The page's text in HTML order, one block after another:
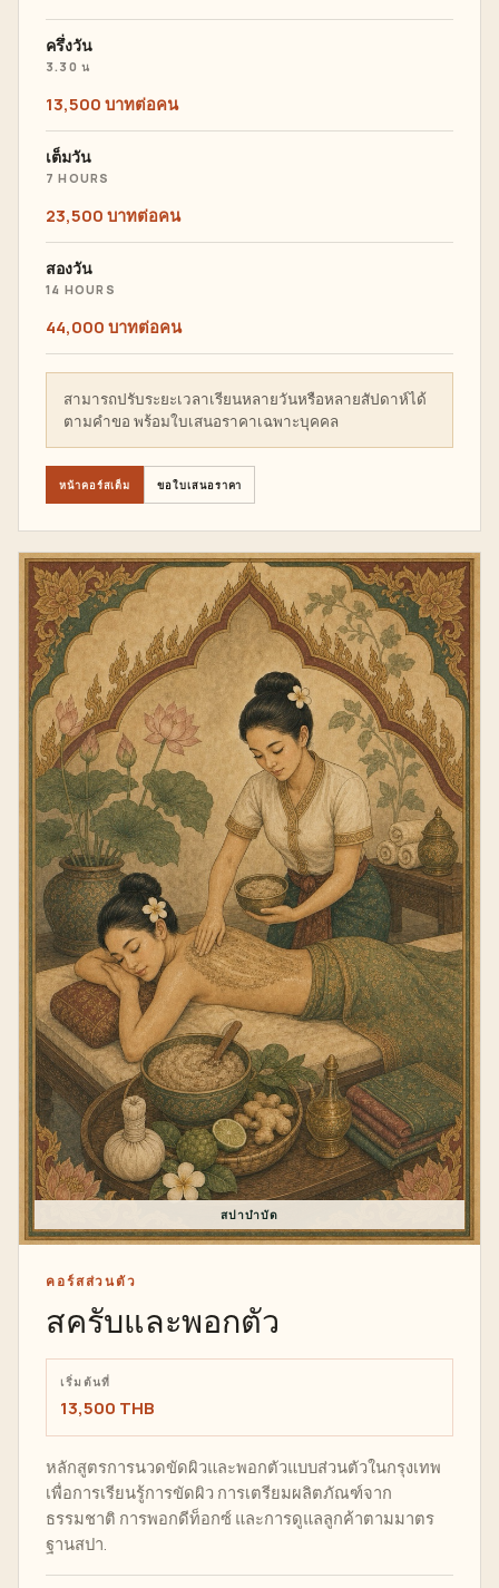
ครึ่งวัน
3.30 น
13,500 บาทต่อคน
เต็มวัน
7 HOURS
23,500 บาทต่อคน
สองวัน
14 HOURS
44,000 บาทต่อคน
สามารถปรับระยะเวลาเรียนหลายวันหรือหลายสัปดาห์ได้
ตามคำขอ พร้อมใบเสนอราคาเฉพาะบุคคล
หน้าคอร์สเต็ม ขอใบเสนอราคา
สปาบำบัด
คอร์สส่วนตัว
สครับและพอกตัว
เริ่มต้นที่
13,500 THB
หลักสูตรการนวดขัดผิวและพอกตัวแบบส่วนตัวในกรุงเทพ
เพื่อการเรียนรู้การขัดผิว การเตรียมผลิตภัณฑ์จาก
ธรรมชาติ การพอกดีท็อกซ์ และการดูแลลูกค้าตามมาตร
ฐานสปา.